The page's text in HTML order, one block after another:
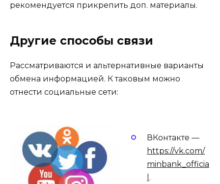
рекомендуется прикрепить доп. материалы.
Другие способы связи
Рассматриваются и альтернативные варианты
обмена информацией. К таковым можно
отнести социальные сети:
ВКонтакте —
https://vk.com/
minbank_officia
.